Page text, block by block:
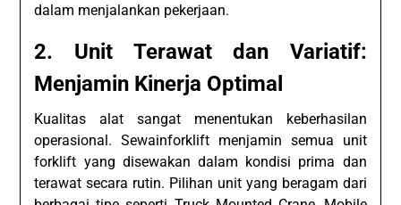
dalam menjalankan pekerjaan.
2. Unit Terawat dan Variatif:
Menjamin Kinerja Optimal
Kualitas alat sangat menentukan keberhasilan
operasional. Sewainforklift menjamin semua unit
forklift yang disewakan dalam kondisi prima dan
terawat secara rutin. Pilihan unit yang beragam dari